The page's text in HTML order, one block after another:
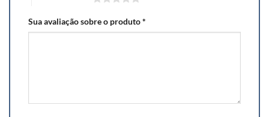
Sua avaliação sobre o produto*